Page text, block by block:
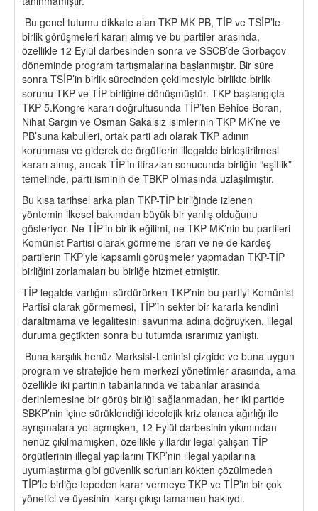
Bu genel tutumu dikkate alan TKP MK PB, TİP ve TSİP’le
birlik görüşmeleri kararı almış ve bu partiler arasında,
özellikle 12 Eylül darbesinden sonra ve SSCB’de Gorbaçov
döneminde program tartışmalarına başlanmıştır. Bir süre
sonra TSİP’in birlik sürecinden çekilmesiyle birlikte birlik
sorunu TKP ve TİP birliğine dönüşmüştür. TKP başlangıçta
TKP 5.Kongre kararı doğrultusunda TİP’ten Behice Boran,
Nihat Sargın ve Osman Sakalsız isimlerinin TKP MK’ne ve
PB’suna kabulleri, ortak parti adı olarak TKP adının
korunması ve giderek de örgütlerin illegalde birleştirilmesi
kararı almış, ancak TİP’in itirazları sonucunda birliğin “eşitlik”
temelinde, parti isminin de TBKP olmasında uzlaşılmıştır.
Bu kısa tarihsel arka plan TKP-TİP birliğinde izlenen
yöntemin ilkesel bakımdan büyük bir yanlış olduğunu
gösteriyor. Ne TİP’in birlik eğilimi, ne TKP MK’nin bu partileri
Komünist Partisi olarak görmeme ısrarı ve ne de kardeş
partilerin TKP’yle kapsamlı görüşmeler yapmadan TKP-TİP
birliğini zorlamaları bu birliğe hizmet etmiştir.
TİP legalde varlığını sürdürürken TKP’nin bu partiyi Komünist
Partisi olarak görmemesi, TİP’in sekter bir kararla kendini
daraltmama ve legalitesini savunma adına doğruyken, illegal
duruma geçtikten sonra bu tutumda ısrarımız yanlıştı.
Buna karşılık henüz Marksist-Leninist çizgide ve buna uygun
program ve stratejide hem merkezi yönetimler arasında, ama
özellikle iki partinin tabanlarında ve tabanlar arasında
derinlemesine bir görüş birliği sağlanmadan, her iki partide
SBKP’nin içine sürüklendiği ideolojik kriz olanca ağırlığı ile
ayrışmalara yol açmışken, 12 Eylül darbesinin yıkımından
henüz çıkılmamışken, özellikle yıllardır legal çalışan TİP
örgütlerinin illegal yapılarını TKP’nin illegal yapılarına
uyumlaştırma gibi güvenlik sorunları kökten çözülmeden
TİP’le birliğe tepeden karar vermeye TKP ve TİP’in bir çok
yönetici ve üyesinin karşı çıkışı tamamen haklıydı.